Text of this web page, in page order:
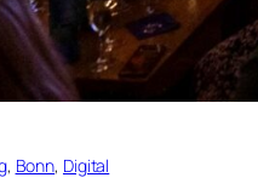
, Bonn, Digital